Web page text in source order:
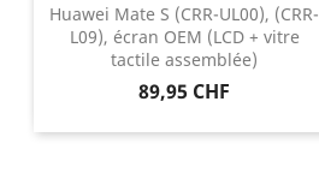
Huawei Mate S (CRR-UL00), (CRR-
L09), écran OEM (LCD + vitre
tactile assemblée)
Prix
89,95 CHF